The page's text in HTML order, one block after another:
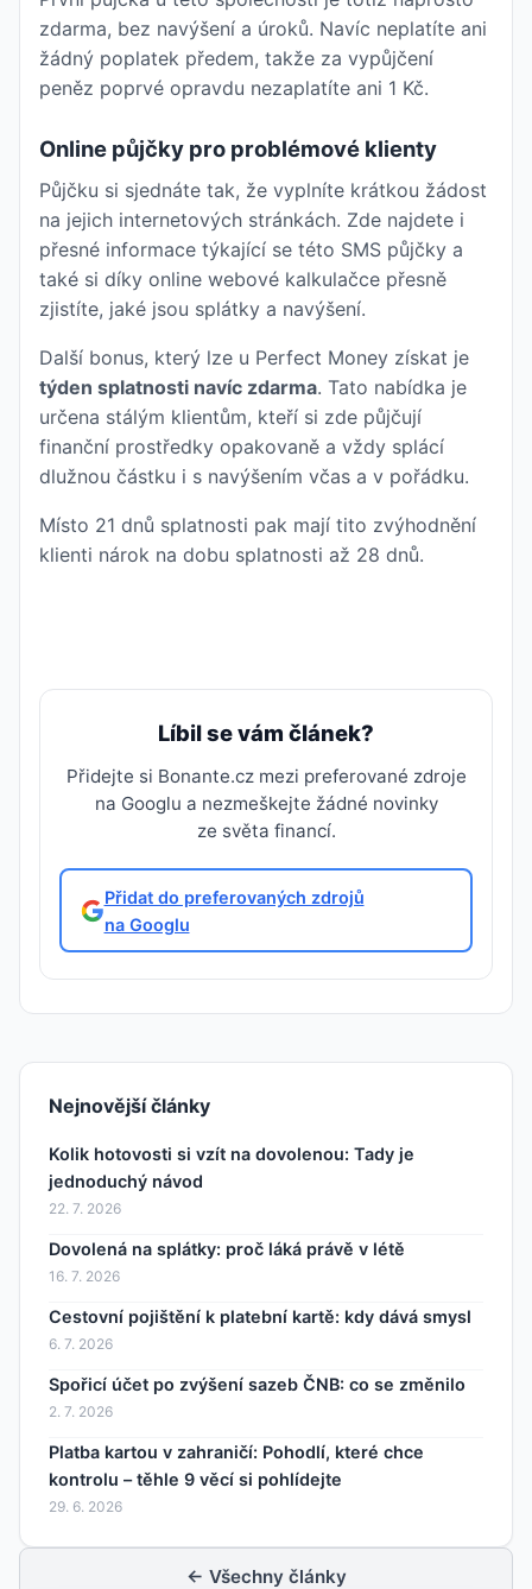
zdarma, bez navýšení a úroků. Navíc neplatíte ani
žádný poplatek předem, takže za vypůjčení
peněz poprvé opravdu nezaplatíte ani 1 Kč.
Online půjčky pro problémové klienty
Půjčku si sjednáte tak, že vyplníte krátkou žádost
na jejich internetových stránkách. Zde najdete i
přesné informace týkající se této SMS půjčky a
také si díky online webové kalkulačce přesně
zjistíte, jaké jsou splátky a navýšení.
Další bonus, který lze u Perfect Money získat je
týden splatnosti navíc zdarma. Tato nabídka je
určena stálým klientům, kteří si zde půjčují
finanční prostředky opakovaně a vždy splácí
dlužnou částku i s navýšením včas a v pořádku.
Místo 21 dnů splatnosti pak mají tito zvýhodnění
klienti nárok na dobu splatnosti až 28 dnů.
Líbil se vám článek?
Přidejte si Bonante.cz mezi preferované zdroje
na Googlu a nezmeškejte žádné novinky
ze světa financí.
Přidat do preferovaných zdrojů
na Googlu
Nejnovější články
Kolik hotovosti si vzít na dovolenou: Tady je
jednoduchý návod
22. 7. 2026
Dovolená na splátky: proč láká právě v létě
16. 7. 2026
Cestovní pojištění k platební kartě: kdy dává smysl
6. 7. 2026
Spořicí účet po zvýšení sazeb ČNB: co se změnilo
2. 7. 2026
Platba kartou v zahraničí: Pohodlí, které chce
kontrolu – těhle 9 věcí si pohlídejte
29. 6. 2026
← Všechny články